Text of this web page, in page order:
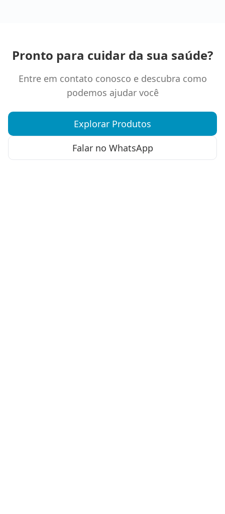
Pronto para cuidar da sua saúde?
Entre em contato conosco e descubra como
podemos ajudar você
Explorar Produtos
Falar no WhatsApp